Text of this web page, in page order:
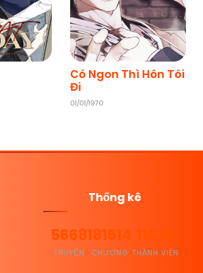
Có Ngon Thì Hôn Tôi
Đi
01/01/1970
Thống kê
5668
TRUYỆN
181614
CHƯƠNG
11576
THÀNH VIÊN